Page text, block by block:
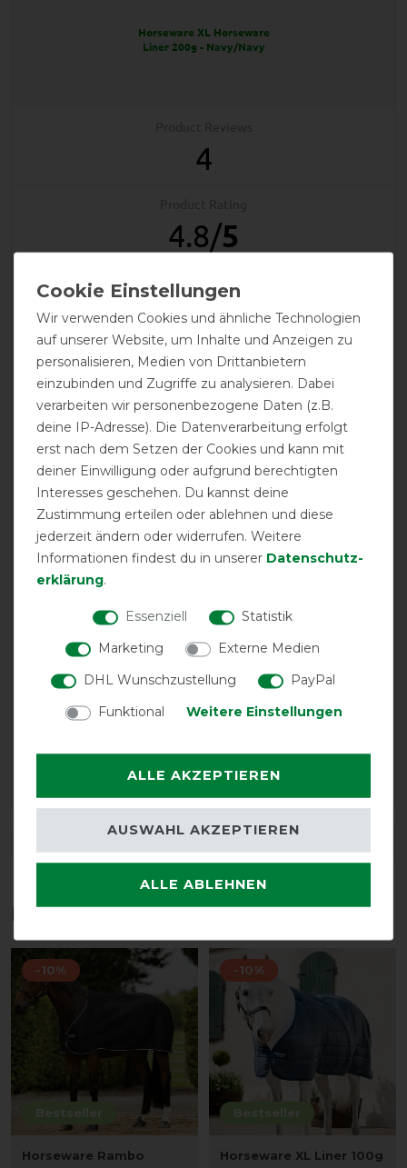
Horseware XL Horseware
Liner 200g - Navy/Navy
4
4.8/5
product experience
calculated from 4 customer reviews
Neutral
0%
Negative
0%
LATEST REVIEWS
08.12.2024
Leichte und gute Qualität
Gewohnt gute Qualität von Horseware!
09.02.2023
Das perfekte Zubehör für dich
Bestseller
-10%
Horseware Rambo
Bestseller
-10%
Horseware XL Liner 100g
Wir verwenden Cookies und ähnliche Technologien
auf unserer Website, um Inhalte und Anzeigen zu
personalisieren, Medien von Drittanbietern
einzubinden und Zugriffe zu analysieren. Dabei
verarbeiten wir personenbezogene Daten (z.B.
deine IP-Adresse). Die Datenverarbeitung erfolgt
erst nach dem Setzen der Cookies und kann mit
deiner Einwilligung oder aufgrund berechtigten
Interesses geschehen. Du kannst deine
Zustimmung erteilen oder ablehnen und diese
jederzeit ändern oder widerrufen. Weitere
Informationen findest du in unserer Daten­schutz­
erklärung.
Essenziell
Statistik
Marketing
Externe Medien
DHL Wunschzustellung
PayPal
Funktional
Weitere Einstellungen
ALLE AKZEPTIEREN
ALLE ABLEHNEN
AUSWAHL AKZEPTIEREN